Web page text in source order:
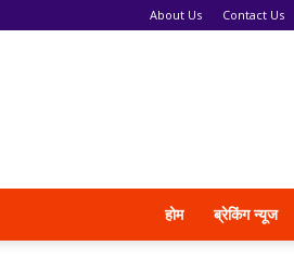
About Us Contact Us
होम ब्रेकिंग न्यूज